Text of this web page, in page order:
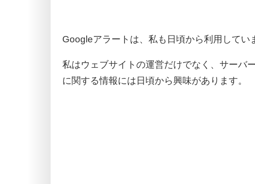
Googleアラートは、私も日頃から利用してい
私はウェブサイトの運営だけでなく、サーバ
に関する情報には日頃から興味があります。